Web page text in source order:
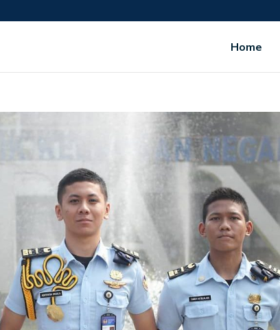
Home